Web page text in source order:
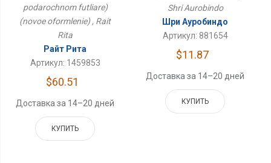
podarochnom futliare)
(novoe oformlenie) , Rait
Rita
Райт Рита
Артикул: 1459853
$60.51
Доставка за 14–20 дней
КУПИТЬ
Shri Aurobindo
Шри Ауробиндо
Артикул: 881654
$11.87
Доставка за 14–20 дней
КУПИТЬ